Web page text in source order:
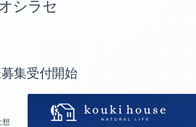
シラセ
集受付開始
想